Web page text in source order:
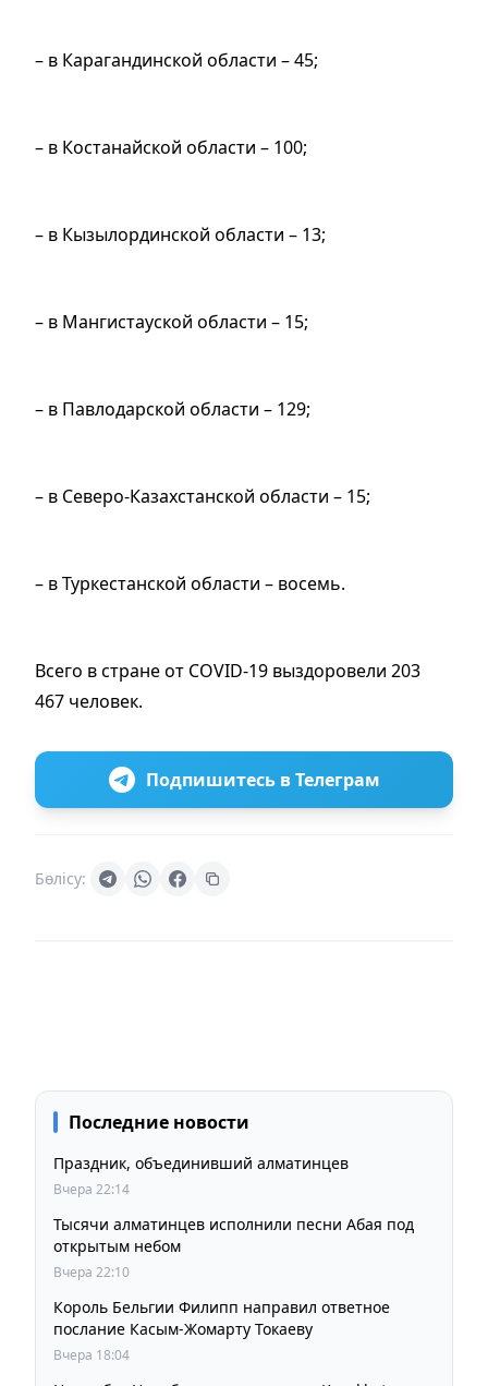
– в Карагандинской области – 45;
– в Костанайской области – 100;
– в Кызылординской области – 13;
– в Мангистауской области – 15;
– в Павлодарской области – 129;
– в Северо-Казахстанской области – 15;
– в Туркестанской области – восемь.
Всего в стране от COVID-19 выздоровели 203
467 человек.
Подпишитесь в Телеграм
Бөлісу:
Последние новости
Праздник, объединивший алматинцев
Вчера 22:14
Тысячи алматинцев исполнили песни Абая под
открытым небом
Вчера 22:10
Король Бельгии Филипп направил ответное
послание Касым-Жомарту Токаеву
Вчера 18:04